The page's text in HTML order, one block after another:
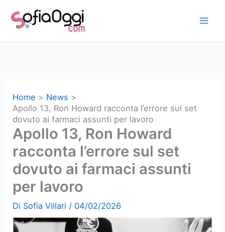
Home
News
Apollo 13, Ron Howard racconta l’errore sul set
dovuto ai farmaci assunti per lavoro
Apollo 13, Ron Howard
racconta l’errore sul set
dovuto ai farmaci assunti
per lavoro
Di Sofia Villari / 04/02/2026